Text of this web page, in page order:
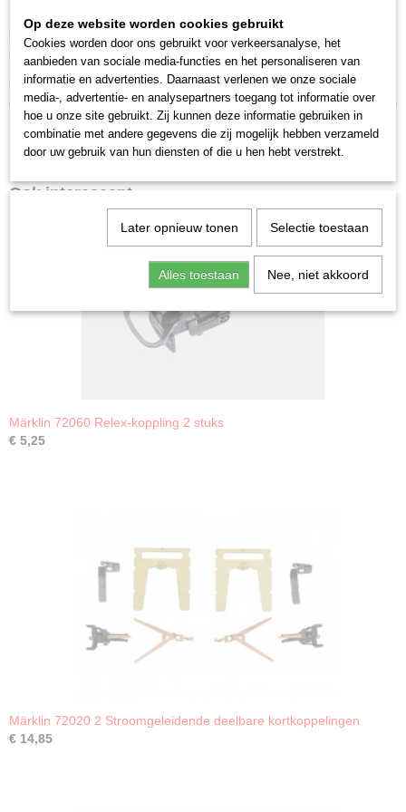
Staat
Gebruikt
Product:
Om koppelingen te controleren en precies in te stellen. Op de
rails te steken.
nieuwstaat!
Ook interessant
Märklin 72060 Relex-koppling 2 stuks
€ 5,25
Märklin 72020 2 Stroomgeleidende deelbare kortkoppelingen
€ 14,85
Op deze website worden cookies gebruikt
Cookies worden door ons gebruikt voor verkeersanalyse, het
aanbieden van sociale media-functies en het personaliseren van
informatie en advertenties. Daarnaast verlenen we onze sociale
media-, advertentie- en analysepartners toegang tot informatie over
hoe u onze site gebruikt. Zij kunnen deze informatie gebruiken in
combinatie met andere gegevens die zij mogelijk hebben verzameld
door uw gebruik van hun diensten of die u hen hebt verstrekt.
Later opnieuw tonen Selectie toestaan
Alles toestaan Nee, niet akkoord